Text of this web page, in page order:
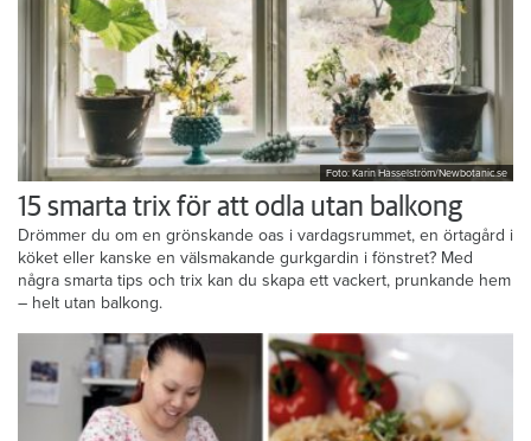
Foto: Karin Hasselström/Newbotanic.se
15 smarta trix för att odla utan balkong
Drömmer du om en grönskande oas i vardagsrummet, en örtagård i
köket eller kanske en välsmakande gurkgardin i fönstret? Med
några smarta tips och trix kan du skapa ett vackert, prunkande hem
– helt utan balkong.